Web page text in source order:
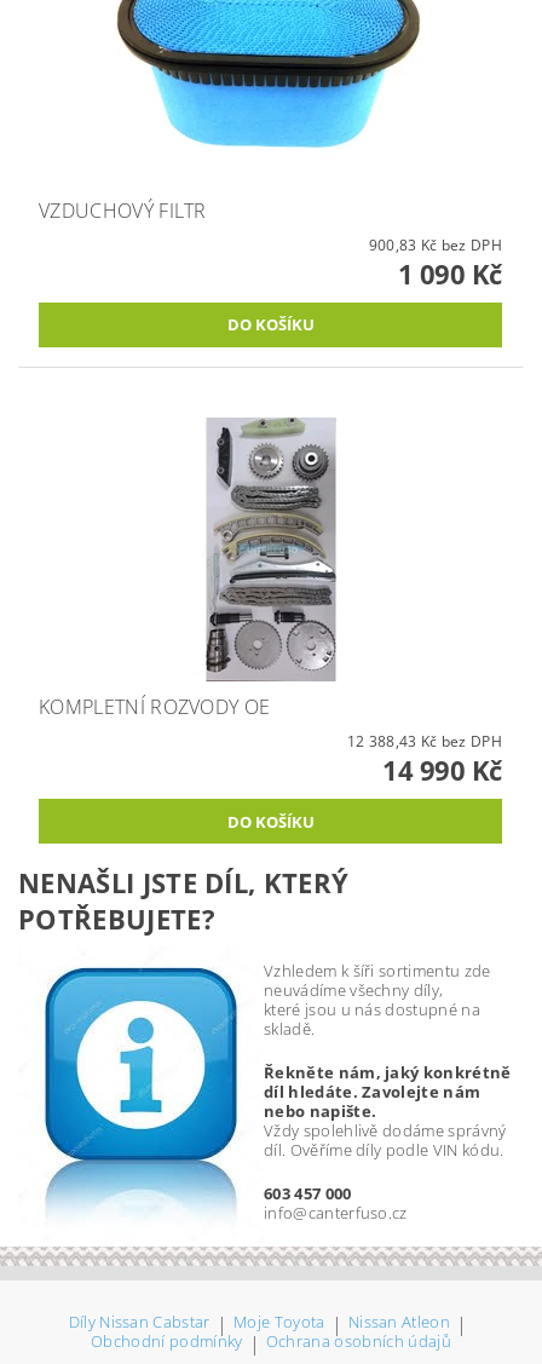
VZDUCHOVÝ FILTR
900,83 Kč bez DPH
1 090 Kč
KOMPLETNÍ ROZVODY OE
12 388,43 Kč bez DPH
14 990 Kč
NENAŠLI JSTE DÍL, KTERÝ
POTŘEBUJETE?
Vzhledem k šíři sortimentu zde
neuvádíme všechny díly,
které jsou u nás dostupné na
skladě.
Řekněte nám, jaký konkrétně
díl hledáte. Zavolejte nám
nebo napište.
Vždy spolehlivě dodáme správný
díl. Ověříme díly podle VIN kódu.
603 457 000
info@canterfuso.cz
Díly Nissan Cabstar | Moje Toyota | Nissan Atleon |
Obchodní podmínky | Ochrana osobních údajů